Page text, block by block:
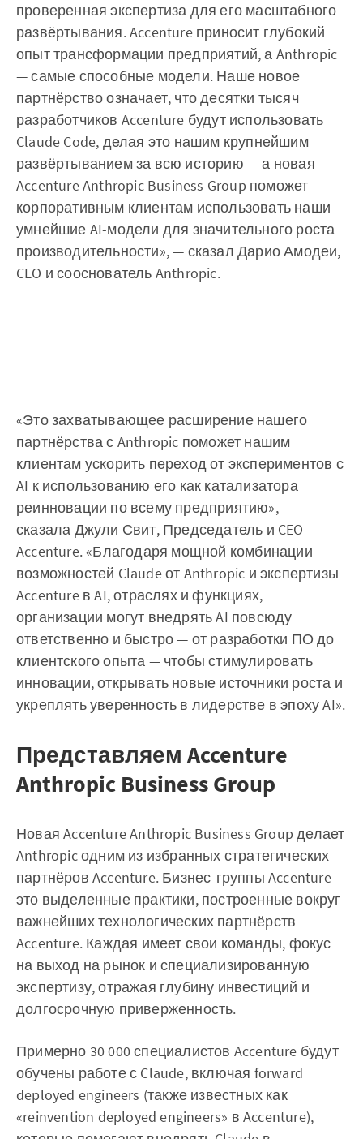
проверенная экспертиза для его масштабного
развёртывания. Accenture приносит глубокий
опыт трансформации предприятий, а Anthropic
— самые способные модели. Наше новое
партнёрство означает, что десятки тысяч
разработчиков Accenture будут использовать
Claude Code, делая это нашим крупнейшим
развёртыванием за всю историю — а новая
Accenture Anthropic Business Group поможет
корпоративным клиентам использовать наши
умнейшие AI-модели для значительного роста
производительности», — сказал Дарио Амодеи,
CEO и сооснователь Anthropic.
«Это захватывающее расширение нашего
партнёрства с Anthropic поможет нашим
клиентам ускорить переход от экспериментов с
AI к использованию его как катализатора
реинновации по всему предприятию», —
сказала Джули Свит, Председатель и CEO
Accenture. «Благодаря мощной комбинации
возможностей Claude от Anthropic и экспертизы
Accenture в AI, отраслях и функциях,
организации могут внедрять AI повсюду
ответственно и быстро — от разработки ПО до
клиентского опыта — чтобы стимулировать
инновации, открывать новые источники роста и
укреплять уверенность в лидерстве в эпоху AI».
Представляем Accenture
Anthropic Business Group
Новая Accenture Anthropic Business Group делает
Anthropic одним из избранных стратегических
партнёров Accenture. Бизнес-группы Accenture —
это выделенные практики, построенные вокруг
важнейших технологических партнёрств
Accenture. Каждая имеет свои команды, фокус
на выход на рынок и специализированную
экспертизу, отражая глубину инвестиций и
долгосрочную приверженность.
Примерно 30 000 специалистов Accenture будут
обучены работе с Claude, включая forward
deployed engineers (также известных как
«reinvention deployed engineers» в Accenture),